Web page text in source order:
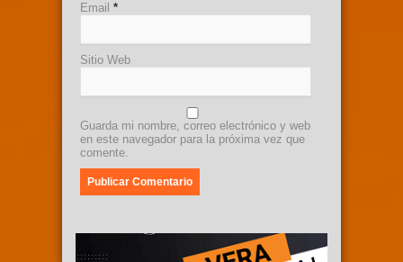
Email *
Sitio Web
Guarda mi nombre, correo electrónico y web
en este navegador para la próxima vez que
comente.